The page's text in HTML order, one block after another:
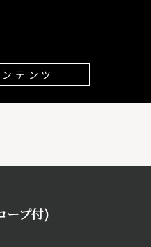
テンツ
ープ付)